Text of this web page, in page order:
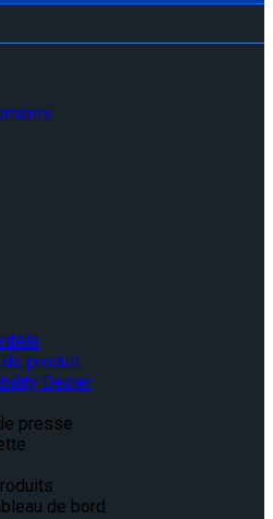
produit
Dealer
presse
de bord